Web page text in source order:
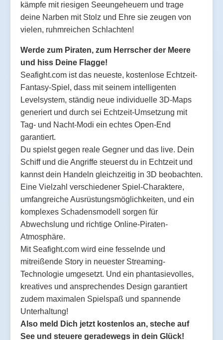
kämpfe mit riesigen Seeungeheuern und trage
deine Narben mit Stolz und Ehre sie zeugen von
vielen, ruhmreichen Schlachten!
Werde zum Piraten, zum Herrscher der Meere
und hiss Deine Flagge!
Seafight.com ist das neueste, kostenlose Echtzeit-
Fantasy-Spiel, dass mit seinem intelligenten
Levelsystem, ständig neue individuelle 3D-Maps
generiert und durch sei Echtzeit-Umsetzung mit
Tag- und Nacht-Modi ein echtes Open-End
garantiert.
Du spielst gegen reale Gegner und das live. Dein
Schiff und die Angriffe steuerst du in Echtzeit und
kannst dein Handeln gleichzeitig in 3D beobachten.
Eine Vielzahl verschiedener Spiel-Charaktere,
umfangreiche Ausrüstungsmöglichkeiten, und ein
komplexes Schadensmodell sorgen für
Abwechslung und richtige Online-Piraten-
Atmosphäre.
Mit Seafight.com wird eine fesselnde und
mitreißende Story in neuester Streaming-
Technologie umgesetzt. Und ein phantasievolles,
kreatives und ansprechendes Design garantiert
zudem maximalen Spielspaß und spannende
Unterhaltung!
Also meld Dich jetzt kostenlos an, steche auf
See und steuere geradewegs in dein Glück!